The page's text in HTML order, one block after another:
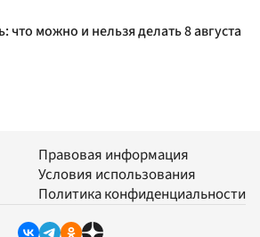
что можно и нельзя делать 8 августа
Правовая информация
Условия использования
Политика конфиденциальности